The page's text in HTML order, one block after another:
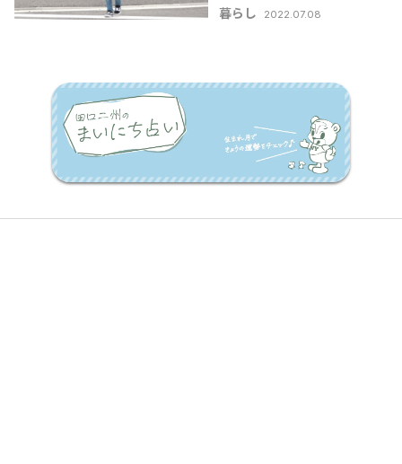
暮らし 2022.07.08